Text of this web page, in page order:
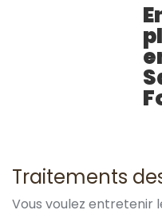
Traitements
Vous voulez entretenir